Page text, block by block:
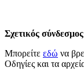
Σχετικός σύνδεσμος
Μπορείτε εδώ να
Οδηγίες και τα